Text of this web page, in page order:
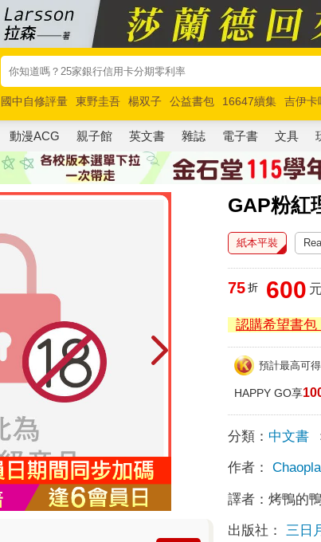
國中自修評量 東野圭吾 楊双子 公益書包 16647續集 吉伊卡
唯紅花綻放
奧德賽 路邊攤新作 馬斯克 玩具總動員5 超慢跑
動漫ACG 親子館 英文書 雜誌 電子書 文具
GAP粉紅
紙本平裝
75 折 600 元
認購希望書包
預計最高可
HAPPY GO享
分類： 中文書
作者：
譯者：烤鴨的
出版社： 三日